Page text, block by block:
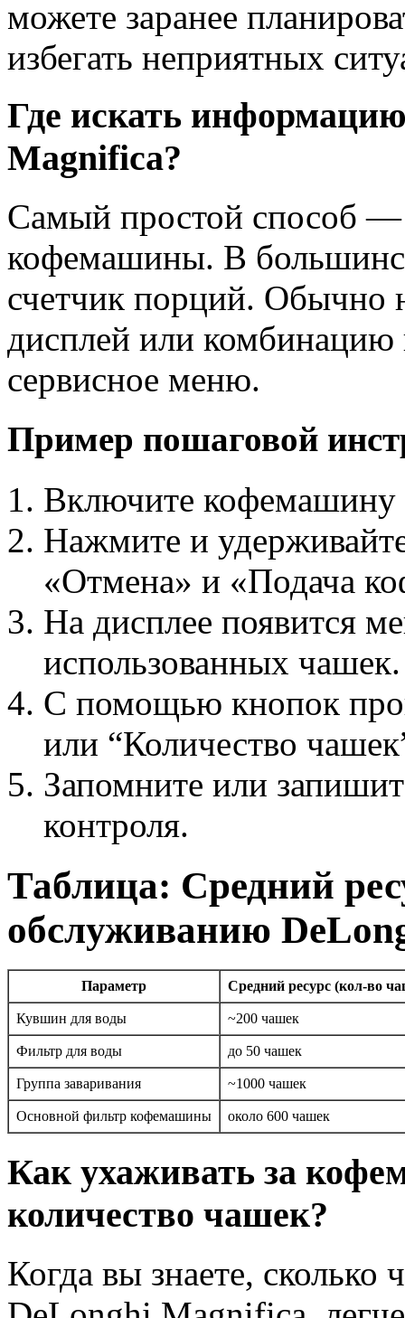
можете заранее
избегать неприятных
Где искать
Magnifica?
Самый простой способ —
кофемашины. В
счетчик порций. Обычно
дисплей или
сервисное меню.
Пример пошаговой
Включите кофемашину
Нажмите и
«Отмена» и «Подача
На дисплее появится
использованных чашек.
С помощью кнопок
или “Количество
Запомните или
контроля.
Таблица: Средний
обслуживанию
Параметр Средний ресурс (кол-во
Кувшин для воды ~200 чашек
Фильтр для воды до 50 чашек
Группа заваривания ~1000 чашек
Основной фильтр кофемашины около 600 чашек
Как ухаживать за
количество чашек?
Когда вы знаете,